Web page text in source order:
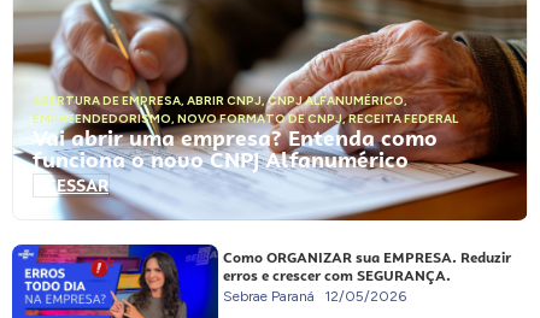
ABERTURA DE EMPRESA, ABRIR CNPJ,CNPJ ALFANUMÉRICO,
EMPREENDEDORISMO, NOVO FORMATO DE CNPJ,RECEITA FEDERAL
Vai abrir uma empresa? Entenda como
funciona o novo CNPJ Alfanumérico
ACESSAR
Como ORGANIZAR sua EMPRESA. Reduzir
erros e crescer com SEGURANÇA.
Sebrae Paraná 12/05/2026